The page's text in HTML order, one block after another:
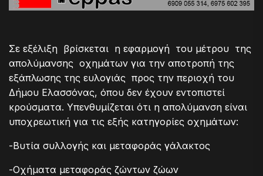
Σε εξέλιξη βρίσκεται η εφαρμογή του μέτρου της
απολύμανσης οχημάτων για την αποτροπή της
εξάπλωσης της ευλογιάς προς την περιοχή του
Δήμου Ελασσόνας, όπου δεν έχουν εντοπιστεί
κρούσματα. Υπενθυμίζεται ότι η απολύμανση είναι
υποχρεωτική για τις εξής κατηγορίες οχημάτων:
-Βυτία συλλογής και μεταφοράς γάλακτος
-Οχήματα μεταφοράς ζώντων ζώων